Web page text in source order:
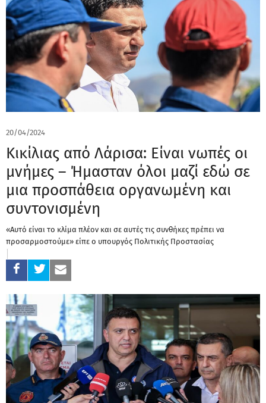
20/04/2024
Κικίλιας από Λάρισα: Είναι νωπές οι
μνήμες – Ήμασταν όλοι μαζί εδώ σε
μια προσπάθεια οργανωμένη και
συντονισμένη
«Αυτό είναι το κλίμα πλέον και σε αυτές τις συνθήκες πρέπει να
προσαρμοστούμε» είπε ο υπουργός Πολιτικής Προστασίας